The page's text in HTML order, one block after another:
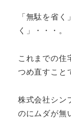
「無駄を省
く」・・・。
これまでの住
つめ直すこと
株式会社シン
のにムダが無